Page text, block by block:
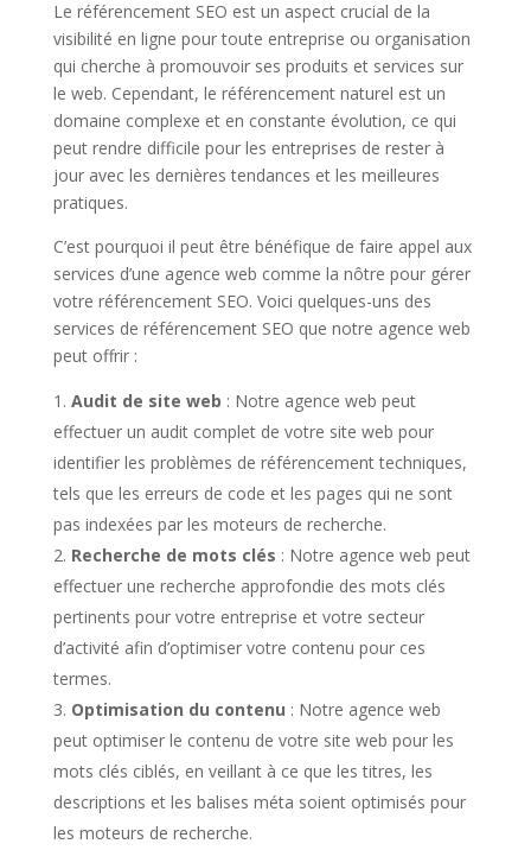
Le référencement SEO est un aspect crucial de la
visibilité en ligne pour toute entreprise ou organisation
qui cherche à promouvoir ses produits et services sur
le web. Cependant, le référencement naturel est un
domaine complexe et en constante évolution, ce qui
peut rendre difficile pour les entreprises de rester à
jour avec les dernières tendances et les meilleures
pratiques.
C’est pourquoi il peut être bénéfique de faire appel aux
services d’une agence web comme la nôtre pour gérer
votre référencement SEO. Voici quelques-uns des
services de référencement SEO que notre agence web
peut offrir :
Audit de site web : Notre agence web peut
effectuer un audit complet de votre site web pour
identifier les problèmes de référencement techniques,
tels que les erreurs de code et les pages qui ne sont
pas indexées par les moteurs de recherche.
Recherche de mots clés : Notre agence web peut
effectuer une recherche approfondie des mots clés
pertinents pour votre entreprise et votre secteur
d’activité afin d’optimiser votre contenu pour ces
termes.
Optimisation du contenu : Notre agence web
peut optimiser le contenu de votre site web pour les
mots clés ciblés, en veillant à ce que les titres, les
descriptions et les balises méta soient optimisés pour
les moteurs de recherche.